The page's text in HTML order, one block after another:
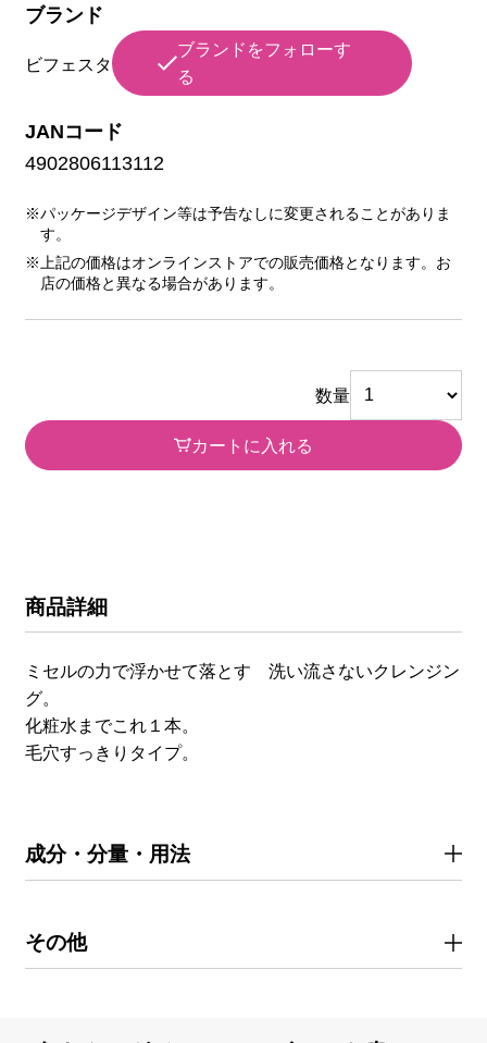
ブランド
ビフェスタ
ブランドをフォローす
る
JANコード
4902806113112
※パッケージデザイン等は予告なしに変更されることがありま
す。
※上記の価格はオンラインストアでの販売価格となります。お
店の価格と異なる場合があります。
数量
カートに入れる
商品詳細
ミセルの力で浮かせて落とす 洗い流さないクレンジン
グ。
化粧水までこれ１本。
毛穴すっきりタイプ。
成分・分量・用法
その他